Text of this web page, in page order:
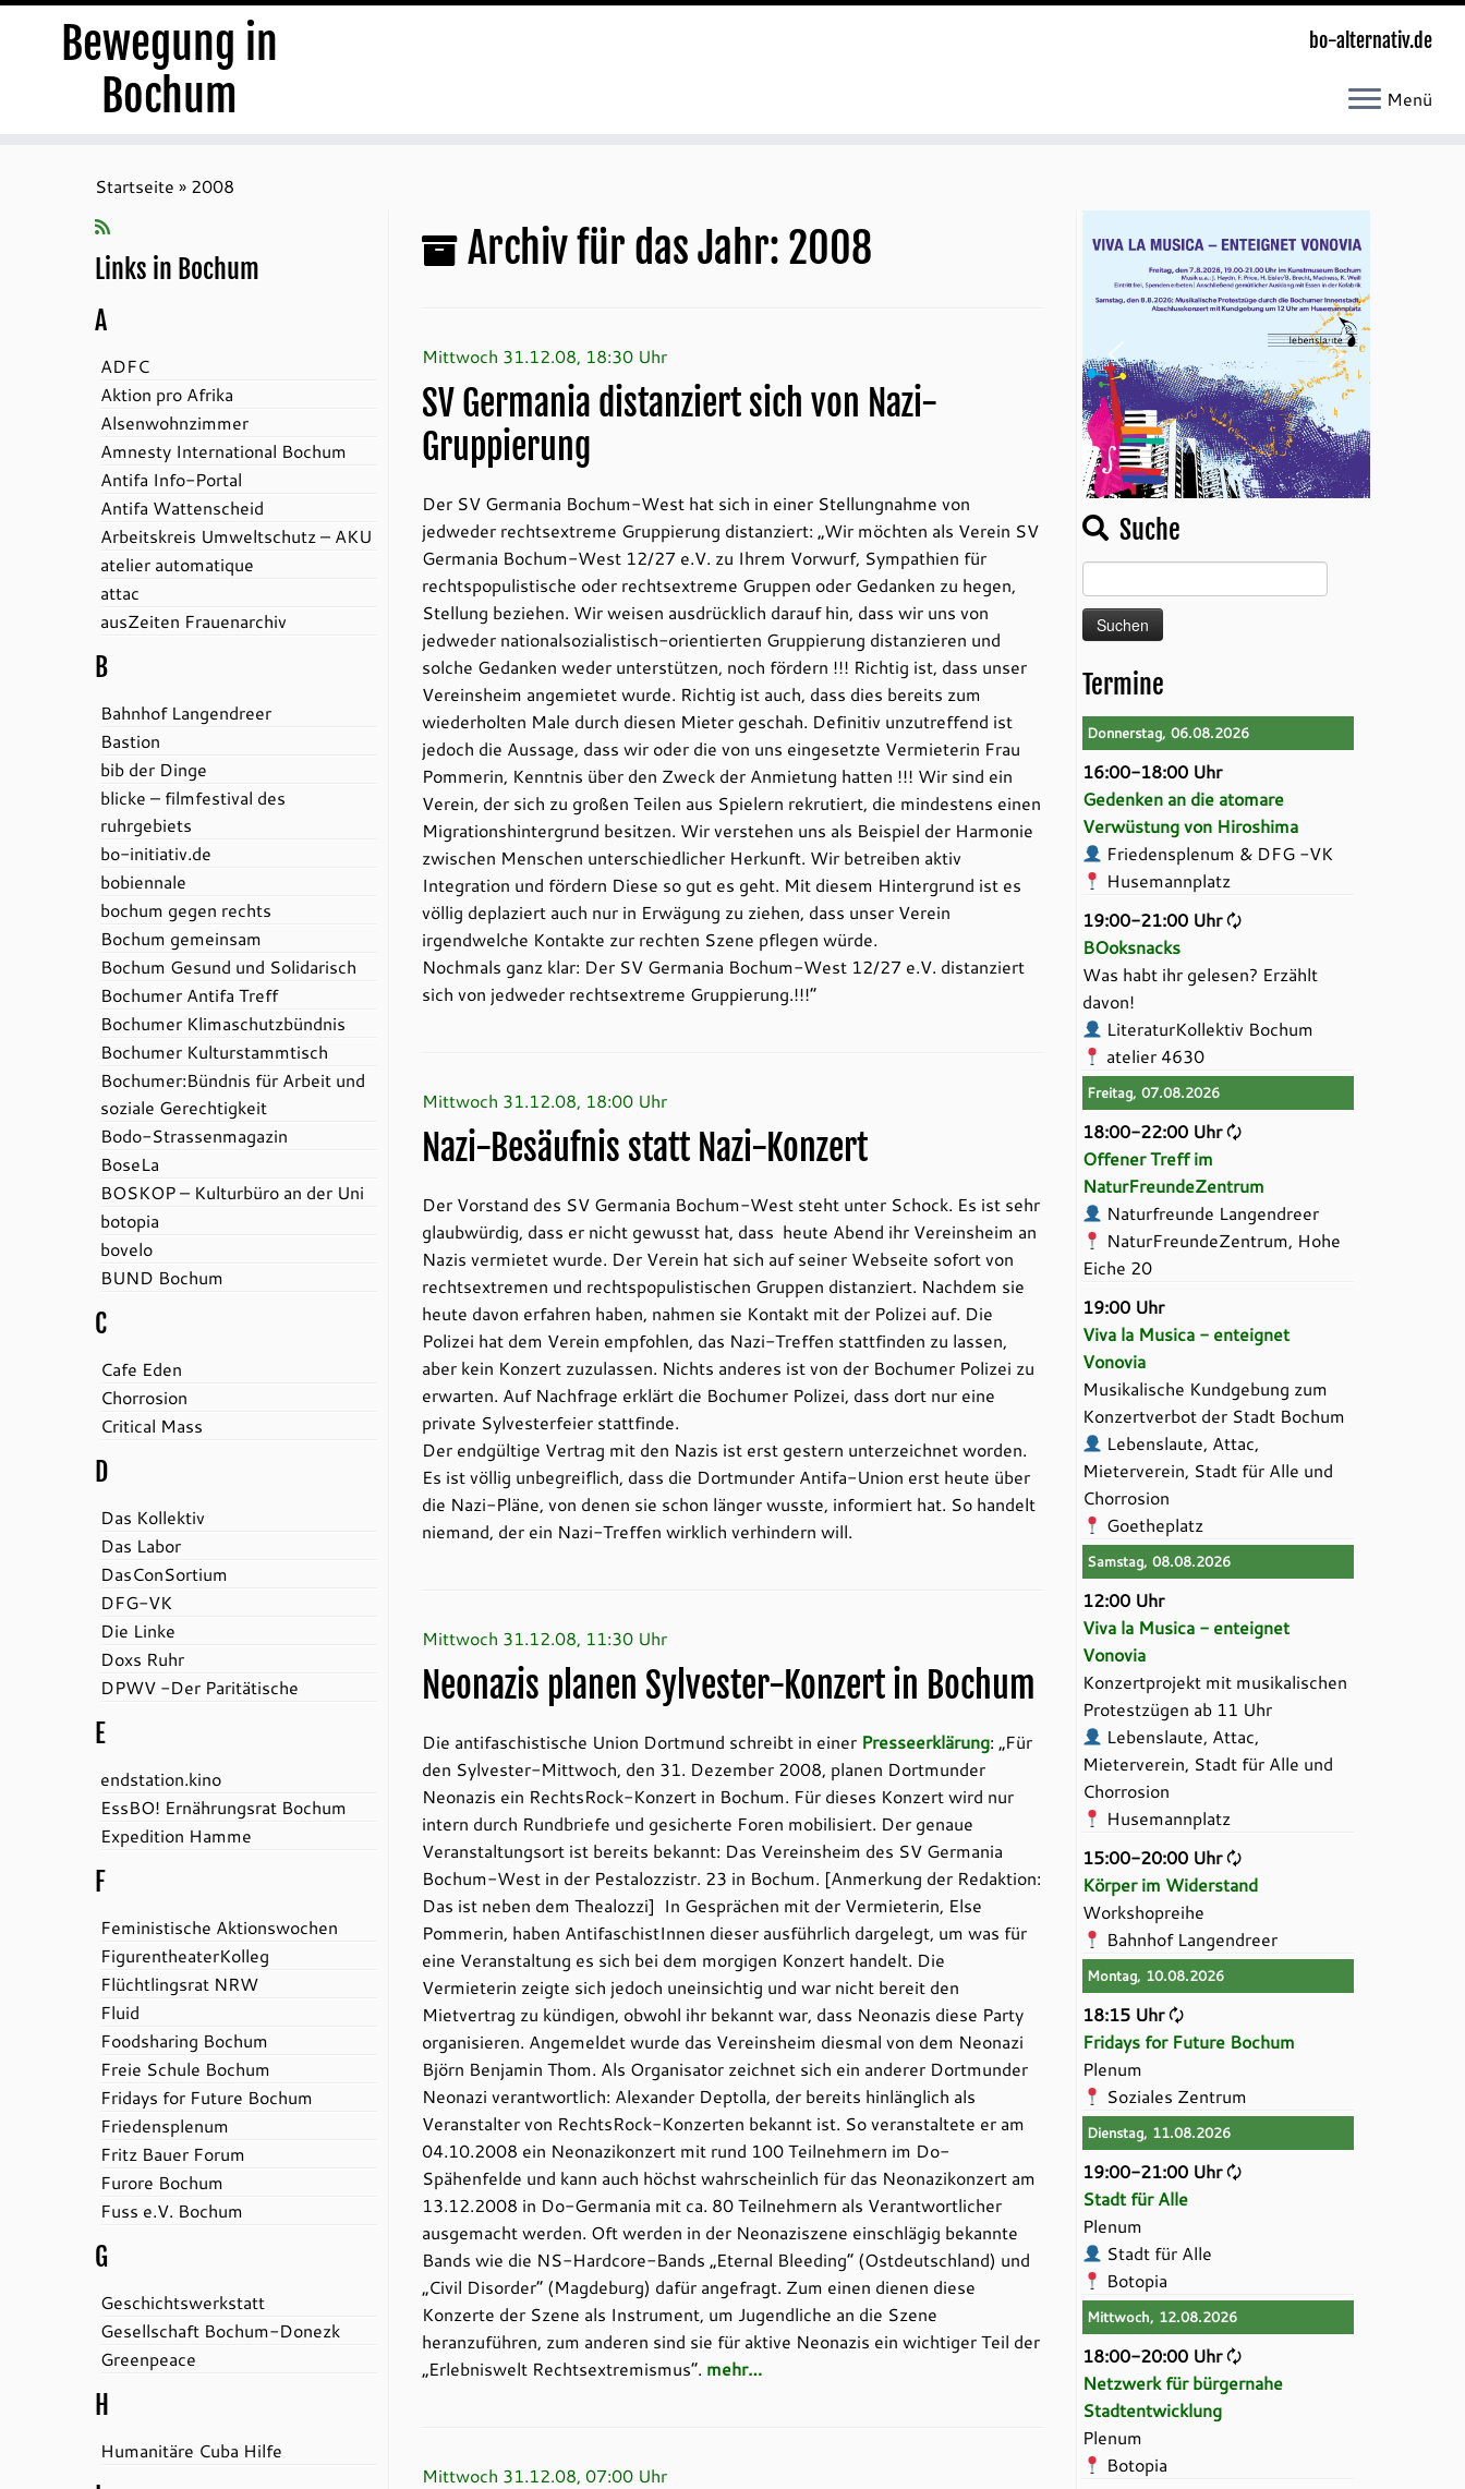
Bewegung in
Bochum
bo-alternativ.de
Menü
Startseite » 2008
Links in Bochum
A
ADFC
Aktion pro Afrika
Alsenwohnzimmer
Amnesty International Bochum
Antifa Info-Portal
Antifa Wattenscheid
Arbeitskreis Umweltschutz – AKU
atelier automatique
attac
ausZeiten Frauenarchiv
B
Bahnhof Langendreer
Bastion
bib der Dinge
blicke – filmfestival des
ruhrgebiets
bo-initiativ.de
bobiennale
bochum gegen rechts
Bochum gemeinsam
Bochum Gesund und Solidarisch
Bochumer Antifa Treff
Bochumer Klimaschutzbündnis
Bochumer Kulturstammtisch
Bochumer:Bündnis für Arbeit und
soziale Gerechtigkeit
Bodo-Strassenmagazin
BoseLa
BOSKOP – Kulturbüro an der Uni
botopia
bovelo
BUND Bochum
C
Cafe Eden
Chorrosion
Critical Mass
D
Das Kollektiv
Das Labor
DasConSortium
DFG-VK
Die Linke
Doxs Ruhr
DPWV -Der Paritätische
E
endstation.kino
EssBO! Ernährungsrat Bochum
Expedition Hamme
F
Feministische Aktionswochen
FigurentheaterKolleg
Flüchtlingsrat NRW
Fluid
Foodsharing Bochum
Freie Schule Bochum
Fridays for Future Bochum
Friedensplenum
Fritz Bauer Forum
Furore Bochum
Fuss e.V. Bochum
G
Geschichtswerkstatt
Gesellschaft Bochum-Donezk
Greenpeace
H
Humanitäre Cuba Hilfe
Archiv für das Jahr: 2008
Mittwoch 31.12.08, 18:30 Uhr
SV Germania distanziert sich von Nazi-
Gruppierung
Der SV Germania Bochum-West hat sich in einer Stellungnahme von
jedweder rechtsextreme Gruppierung distanziert: „Wir möchten als Verein SV
Germania Bochum-West 12/27 e.V. zu Ihrem Vorwurf, Sympathien für
rechtspopulistische oder rechtsextreme Gruppen oder Gedanken zu hegen,
Stellung beziehen. Wir weisen ausdrücklich darauf hin, dass wir uns von
jedweder nationalsozialistisch-orientierten Gruppierung distanzieren und
solche Gedanken weder unterstützen, noch fördern !!! Richtig ist, dass unser
Vereinsheim angemietet wurde. Richtig ist auch, dass dies bereits zum
wiederholten Male durch diesen Mieter geschah. Definitiv unzutreffend ist
jedoch die Aussage, dass wir oder die von uns eingesetzte Vermieterin Frau
Pommerin, Kenntnis über den Zweck der Anmietung hatten !!! Wir sind ein
Verein, der sich zu großen Teilen aus Spielern rekrutiert, die mindestens einen
Migrationshintergrund besitzen. Wir verstehen uns als Beispiel der Harmonie
zwischen Menschen unterschiedlicher Herkunft. Wir betreiben aktiv
Integration und fördern Diese so gut es geht. Mit diesem Hintergrund ist es
völlig deplaziert auch nur in Erwägung zu ziehen, dass unser Verein
irgendwelche Kontakte zur rechten Szene pflegen würde.
Nochmals ganz klar: Der SV Germania Bochum-West 12/27 e.V. distanziert
sich von jedweder rechtsextreme Gruppierung.!!!“
Mittwoch 31.12.08, 18:00 Uhr
Nazi-Besäufnis statt Nazi-Konzert
Der Vorstand des SV Germania Bochum-West steht unter Schock. Es ist sehr
glaubwürdig, dass er nicht gewusst hat, dass heute Abend ihr Vereinsheim an
Nazis vermietet wurde. Der Verein hat sich auf seiner Webseite sofort von
rechtsextremen und rechtspopulistischen Gruppen distanziert. Nachdem sie
heute davon erfahren haben, nahmen sie Kontakt mit der Polizei auf. Die
Polizei hat dem Verein empfohlen, das Nazi-Treffen stattfinden zu lassen,
aber kein Konzert zuzulassen. Nichts anderes ist von der Bochumer Polizei zu
erwarten. Auf Nachfrage erklärt die Bochumer Polizei, dass dort nur eine
private Sylvesterfeier stattfinde.
Der endgültige Vertrag mit den Nazis ist erst gestern unterzeichnet worden.
Es ist völlig unbegreiflich, dass die Dortmunder Antifa-Union erst heute über
die Nazi-Pläne, von denen sie schon länger wusste, informiert hat. So handelt
niemand, der ein Nazi-Treffen wirklich verhindern will.
Mittwoch 31.12.08, 11:30 Uhr
Neonazis planen Sylvester-Konzert in Bochum
Die antifaschistische Union Dortmund schreibt in einer Presseerklärung: „Für
den Sylvester-Mittwoch, den 31. Dezember 2008, planen Dortmunder
Neonazis ein RechtsRock-Konzert in Bochum. Für dieses Konzert wird nur
intern durch Rundbriefe und gesicherte Foren mobilisiert. Der genaue
Veranstaltungsort ist bereits bekannt: Das Vereinsheim des SV Germania
Bochum-West in der Pestalozzistr. 23 in Bochum. [Anmerkung der Redaktion:
Das ist neben dem Thealozzi] In Gesprächen mit der Vermieterin, Else
Pommerin, haben AntifaschistInnen dieser ausführlich dargelegt, um was für
eine Veranstaltung es sich bei dem morgigen Konzert handelt. Die
Vermieterin zeigte sich jedoch uneinsichtig und war nicht bereit den
Mietvertrag zu kündigen, obwohl ihr bekannt war, dass Neonazis diese Party
organisieren. Angemeldet wurde das Vereinsheim diesmal von dem Neonazi
Björn Benjamin Thom. Als Organisator zeichnet sich ein anderer Dortmunder
Neonazi verantwortlich: Alexander Deptolla, der bereits hinlänglich als
Veranstalter von RechtsRock-Konzerten bekannt ist. So veranstaltete er am
04.10.2008 ein Neonazikonzert mit rund 100 Teilnehmern im Do-
Spähenfelde und kann auch höchst wahrscheinlich für das Neonazikonzert am
13.12.2008 in Do-Germania mit ca. 80 Teilnehmern als Verantwortlicher
ausgemacht werden. Oft werden in der Neonaziszene einschlägig bekannte
Bands wie die NS-Hardcore-Bands „Eternal Bleeding“ (Ostdeutschland) und
„Civil Disorder“ (Magdeburg) dafür angefragt. Zum einen dienen diese
Konzerte der Szene als Instrument, um Jugendliche an die Szene
heranzuführen, zum anderen sind sie für aktive Neonazis ein wichtiger Teil der
„Erlebniswelt Rechtsextremismus“. mehr…
Mittwoch 31.12.08, 07:00 Uhr
Suche
nach:
Termine
Donnerstag, 06.08.2026
16:00-18:00 Uhr
Gedenken an die atomare
Verwüstung von Hiroshima
Friedensplenum & DFG -VK
Husemannplatz
19:00-21:00 Uhr🗘
BOoksnacks
Was habt ihr gelesen? Erzählt
davon!
LiteraturKollektiv Bochum
atelier 4630
Freitag, 07.08.2026
18:00-22:00 Uhr🗘
Offener Treff im
NaturFreundeZentrum
Naturfreunde Langendreer
NaturFreundeZentrum, Hohe
Eiche 20
19:00 Uhr
Viva la Musica - enteignet
Vonovia
Musikalische Kundgebung zum
Konzertverbot der Stadt Bochum
Lebenslaute, Attac,
Mieterverein, Stadt für Alle und
Chorrosion
Goetheplatz
Samstag, 08.08.2026
12:00 Uhr
Viva la Musica - enteignet
Vonovia
Konzertprojekt mit musikalischen
Protestzügen ab 11 Uhr
Lebenslaute, Attac,
Mieterverein, Stadt für Alle und
Chorrosion
Husemannplatz
15:00-20:00 Uhr🗘
Körper im Widerstand
Workshopreihe
Bahnhof Langendreer
Montag, 10.08.2026
18:15 Uhr🗘
Fridays for Future Bochum
Plenum
Soziales Zentrum
Dienstag, 11.08.2026
19:00-21:00 Uhr🗘
Stadt für Alle
Plenum
Stadt für Alle
Botopia
Mittwoch, 12.08.2026
18:00-20:00 Uhr🗘
Netzwerk für bürgernahe
Stadtentwicklung
Plenum
Botopia